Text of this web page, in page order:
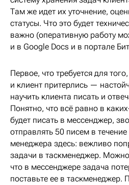
Там же идет их уточнение,
статусы. Что это будет
важно (оперативную работу
и в Google Docs и в портале
Первое, что требуется для
и клиент притерлись —
научить клиента писать и
Понятно, что всё равно в
будет писать в мессенджер,
отправлять 50 писем в
менеджера здесь: вежливо
задачи в таскменеджер.
что в мессенджере задача
поставьте ее в таскменеджер.